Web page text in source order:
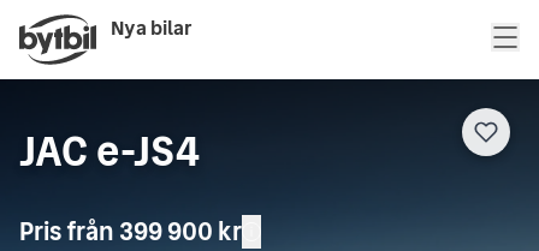
Nya bilar
JAC e-JS4
Pris från 399 900 kr